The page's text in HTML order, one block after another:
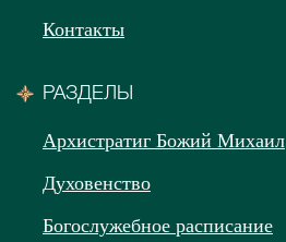
Контакты
РАЗДЕЛЫ
Архистратиг Божий Михаил
Духовенство
Богослужебное расписание